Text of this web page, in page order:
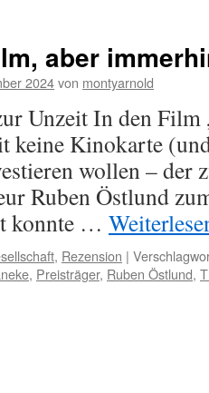
aber
2024von montyarnold
Unzeit In den Film
keine Kinokarte
wollen – der
Ruben Östlund
konnte …
, Rezension |
, Preisträger, Ruben Östlund,